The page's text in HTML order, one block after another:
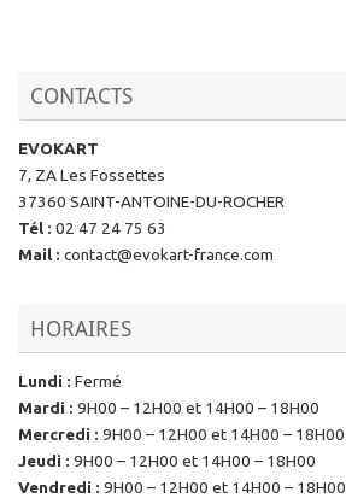
CONTACTS
EVOKART
7, ZA Les Fossettes
37360 SAINT-ANTOINE-DU-ROCHER
Tél : 02 47 24 75 63
Mail : contact@evokart-france.com
HORAIRES
Lundi : Fermé
Mardi : 9H00 – 12H00 et 14H00 – 18H00
Mercredi : 9H00 – 12H00 et 14H00 – 18H00
Jeudi : 9H00 – 12H00 et 14H00 – 18H00
Vendredi : 9H00 – 12H00 et 14H00 – 18H00